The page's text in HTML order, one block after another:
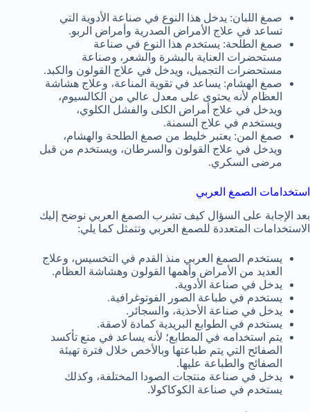
صمغ اللبان: يدخل هذا النوع في صناعة الأدوية التي
تساعد في علاج الأمراض الصدرية وأمراض الربو.
صمغ الطلحة: يستخدم هذا النوع في صناعة
مستحضرات العناية بالبشرة والشعر، وصناعة
مستحضرات التجميل، ويدخل في علاج القولون والكبد.
صمغ الهشام: يساعد في تقوية المناعة، وعلاج هشاشة
العظام لأنه يحتوى على معدل عالي من الكالسيوم،
ويدخل في علاج أمراض الكلى والفشل الكلوي،
ويستخدم في علاج السمنة.
صمغ المن: يعتبر خليط من صمغ الطلحة والهشام،
ويدخل في علاج القولون والسرطان، ويستخدم من قبل
مرضى السكري.
استخدامات الصمغ العربي
بعد الإجابة على السؤال كيف تشرب الصمغ العربي نوضح إليك
الاستخدامات المتعددة للصمغ العربي وتتمثل كما يلي:
يستخدم الصمغ العربي منذ القدم في التخسيس، وعلاج
العديد من الأمراض وأهمها القولون وهشاشة العظام.
يدخل في صناعة الأدوية.
يستخدم في طباعة الصور الفوتوغرافية.
يدخل في صناعة الأحذية، والسجائر.
يستخدم في الطوابع البريدية كمادة لاصقة.
يتم استخدامه في المطابع؛ لأنه يساعد في منع تأكسد
الصفائح التي يتم طباعتها وبالأخص خلال فترة تهيئة
الصفائح والطباعة عليها.
يدخل في صناعة منتجات الصودا المختلفة، وكذلك
يستخدم في صناعة الكوكاكولا.